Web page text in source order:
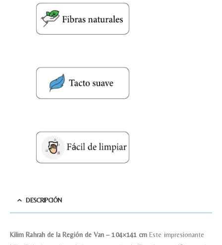
DESCRIPCIÓN
Kilim Rahrah de la Región de Van – 104×141 cm Este impresionante
Correo electronico*